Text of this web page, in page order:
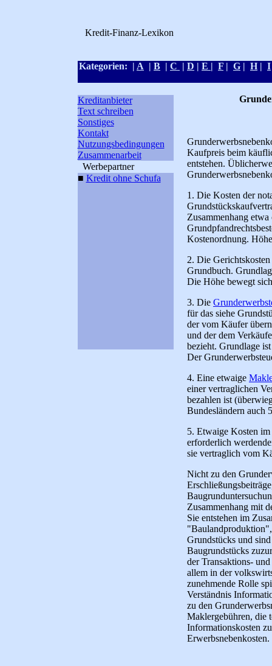
Kredit-Finanz-Lexikon
Kategorien: | A | B | C | D | E | F | G | H| I
Kreditanbieter
Text schreiben
Sonstiges
Kontakt
Nutzungsbedingungen
Zusammenarbeit
Werbepartner
■ Kredit ohne Schufa
Kaufpreis beim
entstehen.
1. Die Kosten der
Zusammenhang
Kostenordnung.
2. Die
Grundbuch.
Die Höhe bewegt
3. Die
für das siehe
der vom Käufer
und der dem
bezieht. Grundlage
Der
4. Eine etwaige
einer vertraglichen
bezahlen ist
Bundesländern auch
5. Etwaige Kosten
erforderlich
sie vertraglich vom
Nicht zu den
Zusammenhang mit
Sie entstehen im
Grundstücks und
Baugrundstücks
der Transaktions-
allem in der
zunehmende Rolle
Verständnis
zu den
Maklergebühren, die
Informationskosten
Erwerbsnebenkosten.